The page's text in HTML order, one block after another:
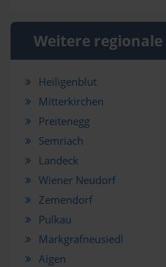
Weitere
Heiligenblut
Mitterkirchen
Preitenegg
Semriach
Landeck
Wiener Neudorf
Zemendorf
Pulkau
Markgrafneusiedl
Aigen